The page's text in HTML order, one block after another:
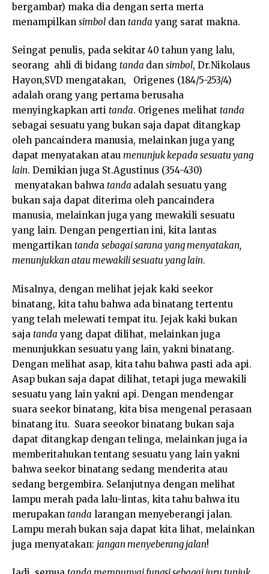
bergambar) maka dia dengan serta merta
menampilkan simbol dan tanda yang sarat makna.
Seingat penulis, pada sekitar 40 tahun yang lalu,
seorang ahli di bidang tanda dan simbol, Dr.Nikolaus
Hayon,SVD mengatakan, Origenes (184/5-253/4)
adalah orang yang pertama berusaha
menyingkapkan arti tanda. Origenes melihat tanda
sebagai sesuatu yang bukan saja dapat ditangkap
oleh pancaindera manusia, melainkan juga yang
dapat menyatakan atau menunjuk kepada sesuatu yang
lain. Demikian juga St.Agustinus (354-430)
menyatakan bahwa tanda adalah sesuatu yang
bukan saja dapat diterima oleh pancaindera
manusia, melainkan juga yang mewakili sesuatu
yang lain. Dengan pengertian ini, kita lantas
mengartikan tanda sebagai sarana yang menyatakan,
menunjukkan atau mewakili sesuatu yang lain.
Misalnya, dengan melihat jejak kaki seekor
binatang, kita tahu bahwa ada binatang tertentu
yang telah melewati tempat itu. Jejak kaki bukan
saja tanda yang dapat dilihat, melainkan juga
menunjukkan sesuatu yang lain, yakni binatang.
Dengan melihat asap, kita tahu bahwa pasti ada api.
Asap bukan saja dapat dilihat, tetapi juga mewakili
sesuatu yang lain yakni api. Dengan mendengar
suara seekor binatang, kita bisa mengenal perasaan
binatang itu. Suara seeokor binatang bukan saja
dapat ditangkap dengan telinga, melainkan juga ia
memberitahukan tentang sesuatu yang lain yakni
bahwa seekor binatang sedang menderita atau
sedang bergembira. Selanjutnya dengan melihat
lampu merah pada lalu-lintas, kita tahu bahwa itu
merupakan tanda larangan menyeberangi jalan.
Lampu merah bukan saja dapat kita lihat, melainkan
juga menyatakan: jangan menyeberang jalan!